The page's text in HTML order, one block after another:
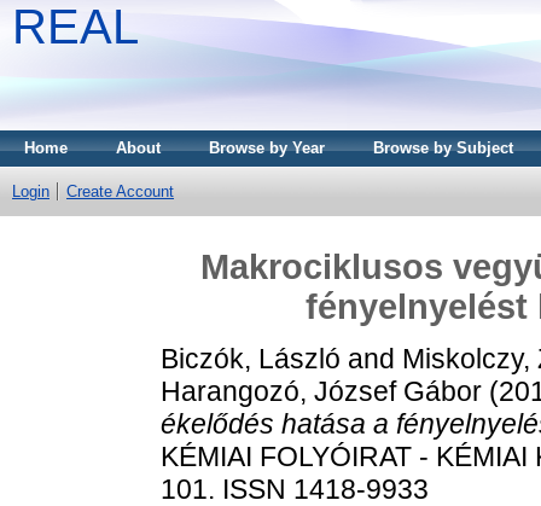
REAL
Home About Browse by Year Browse by Subject
Login Create Account
Makrociklusos
fényelnyelést
Biczók, László and Miskolczy,
Harangozó, József Gábor
ékelődés hatása a
KÉMIAI FOLYÓIRAT -
101. ISSN 1418-9933